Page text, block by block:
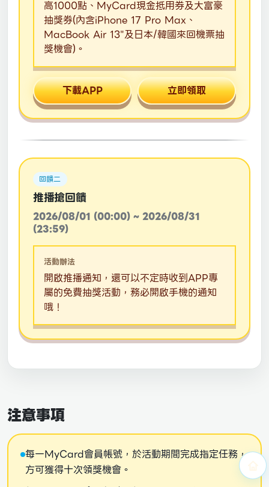
高1000點、MyCard現金抵用券及大富豪
抽獎券(內含iPhone 17 Pro Max、
MacBook Air 13"及日本/韓國來回機票抽
獎機會)。
下載APP 立即領取
回饋二
推播搶回饋
2026/08/01 (00:00) ~ 2026/08/31
(23:59)
活動辦法
開啟推播通知，還可以不定時收到APP專
屬的免費抽獎活動，務必開啟手機的通知
哦！
注意事項
每一MyCard會員帳號，於活動期間完成指定任務，
方可獲得十次領獎機會。